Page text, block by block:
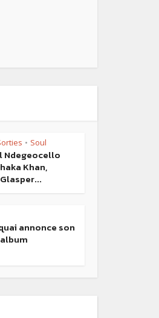
• Soul
Ndegeocello
Khan,
annonce son